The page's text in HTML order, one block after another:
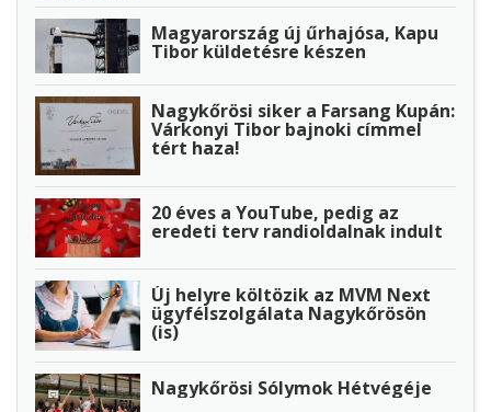
Magyarország új űrhajósa, Kapu
Tibor küldetésre készen
Nagykőrösi siker a Farsang Kupán:
Várkonyi Tibor bajnoki címmel
tért haza!
20 éves a YouTube, pedig az
eredeti terv randioldalnak indult
Új helyre költözik az MVM Next
ügyfélszolgálata Nagykőrösön
(is)
Nagykőrösi Sólymok Hétvégéje